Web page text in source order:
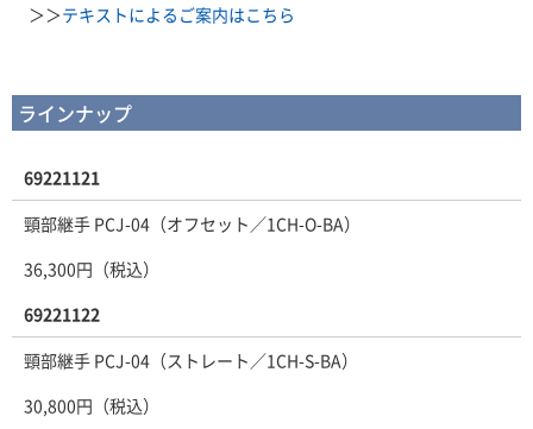
＞＞テキストによるご案内はこちら
ラインナップ
69221121
頸部継手 PCJ-04（オフセット／1CH-O-BA）
36,300円（税込）
69221122
頸部継手 PCJ-04（ストレート／1CH-S-BA）
30,800円（税込）